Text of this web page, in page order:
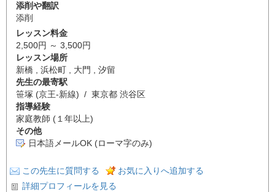
添削や翻訳
添削
レッスン料金
2,500円 ～ 3,500円
レッスン場所
新橋 , 浜松町 , 大門 , 汐留
先生の最寄駅
笹塚 (京王-新線) / 東京都 渋谷区
指導経験
家庭教師 (１年以上)
その他
日本語メールOK (ローマ字のみ)
この先生に質問する
お気に入りへ追加する
詳細プロフィールを見る